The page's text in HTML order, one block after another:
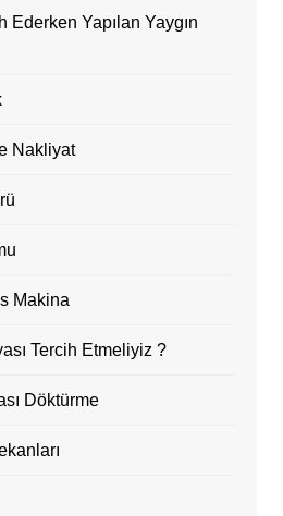
Ederken Yapılan Yaygın
Nakliyat
Makina
Tercih Etmeliyiz ?
Döktürme